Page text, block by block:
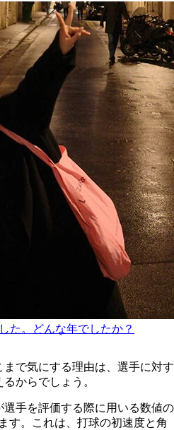
た。どんな年でしたか？
で気にする理由は、選手に対す
からでしょう。
手を評価する際に用いる数値の
す。これは、打球の初速度と角